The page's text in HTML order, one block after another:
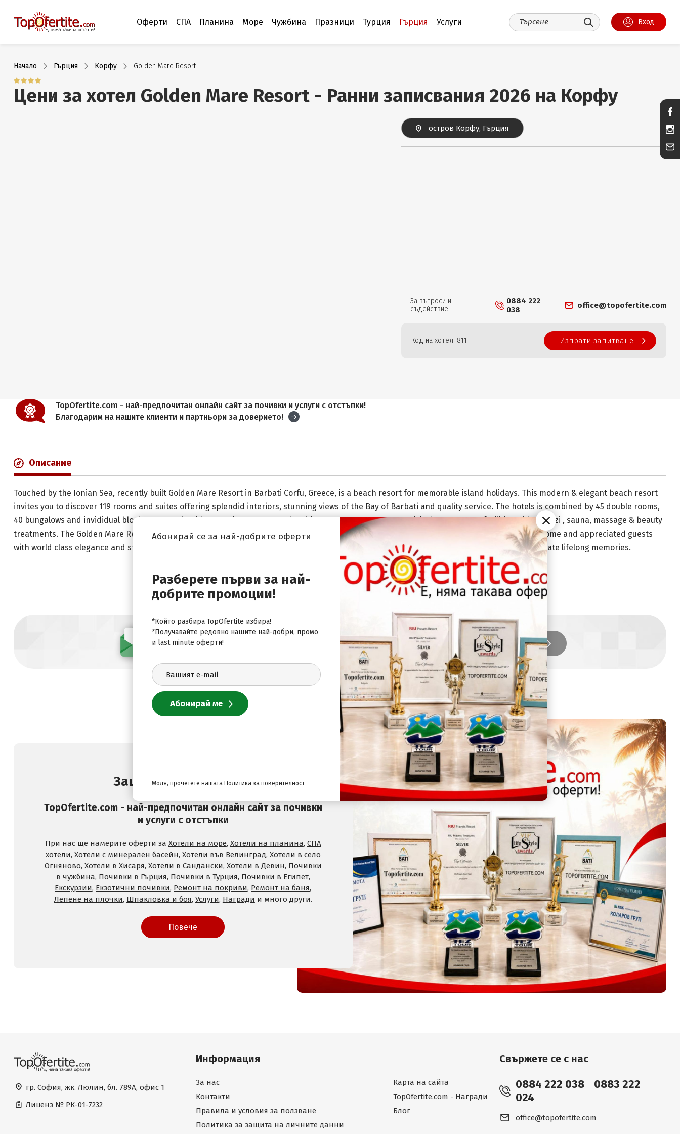
Оферти СПА Планина Море Чужбина Празници Турция Гърция Услуги Вход
Начало Гърция Корфу Golden Mare Resort
Цени за хотел Golden Mare Resort - Ранни записвания 2026 на Корфу
остров Корфу, Гърция
За въпроси и
съдействие
0884 222
038
office@topofertite.com
Код на хотел: 811 Изпрати запитване
TopOfertite.com - най-предпочитан онлайн сайт за почивки и услуги с отстъпки!
Благодарим на нашите клиенти и партньори за доверието!
Описание
Touched by the Ionian Sea, recently built Golden Mare Resort in Barbati Corfu, Greece, is a beach resort for memorable island holidays. This modern & elegant beach resort
invites you to discover 119 rooms and suites offering splendid interiors, stunning views of the Bay of Barbati and quality service. The hotels is combined by 45 double rooms,
40 bungalows and invididual blocks seperately with executive rooms. For the ultimate retreat, guests may visit the Hote's Spa facilities with Jakuzzi , sauna, massage & beauty
treatments. The Golden Mare Resort inspirationally conceived to capture the essence of surrounding natural wonders and host the most welcome and appreciated guests
with world class elegance and style. Golden Mare Resort is a world-class Resort where facilities, services and guest's experiences merge to create lifelong memories.
Абонирай се за най-добрите оферти
Защо да изберете нас
TopOfertite.com - най-предпочитан онлайн сайт за почивки
и услуги с отстъпки
При нас ще намерите оферти за Хотели на море, Хотели на планина, СПА
хотели, Хотели с минерален басейн, Хотели във Велинград, Хотели в село
Огняново, Хотели в Хисаря, Хотели в Сандански, Хотели в Девин, Почивки
в чужбина, Почивки в Гърция, Почивки в Турция, Почивки в Египет,
Екскурзии, Екзотични почивки, Ремонт на покриви, Ремонт на баня,
Лепене на плочки, Шпакловка и боя, Услуги, Награди и много други.
Повече
гр. София, жк. Люлин, бл. 789А, офис 1
Лиценз № РК-01-7232
Информация
За нас
Контакти
Правила и условия за ползване
Политика за защита на личните данни
Карта на сайта
TopOfertite.com - Награди
Блог
Свържете се с нас
0884 222 038
0883 222
024
office@topofertite.com
Абонирай се за най-добрите оферти
Разберете първи за най-
добрите промоции!
*Който разбира TopOfertite избира!
*Получавайте редовно нашите най-добри, промо
и last minute оферти!
Моля, прочетете нашата Политика за поверителност